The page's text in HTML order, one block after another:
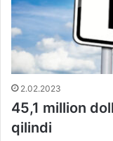
2.02.2023
45,1 million
qilindi